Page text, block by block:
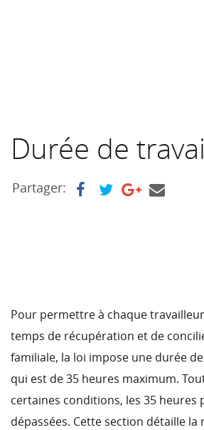
Durée de
Partager:
Pour permettre à chaque travailleur
temps de récupération et de
familiale, la loi impose une durée
qui est de 35 heures maximum.
certaines conditions, les 35 heures
dépassées. Cette section détaille